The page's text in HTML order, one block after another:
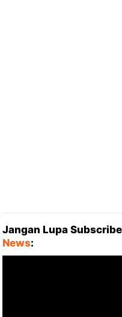
Jangan Lupa
News: